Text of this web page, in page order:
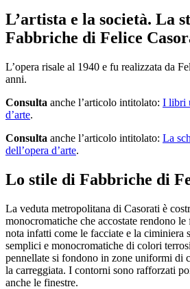
L’artista e la società. La
Fabbriche di Felice
L’opera risale al 1940 e fu realizzata da
anni.
Consulta anche l’articolo intitolato: I libri
d’arte.
Consulta anche l’articolo intitolato: La
dell’opera d’arte.
Lo stile di Fabbriche di
La veduta metropolitana di Casorati è
monocromatiche che accostate rendono
nota infatti come le facciate e la ciminiera
semplici e monocromatiche di colori
pennellate si fondono in zone uniformi di
la carreggiata. I contorni sono rafforzati
anche le finestre.